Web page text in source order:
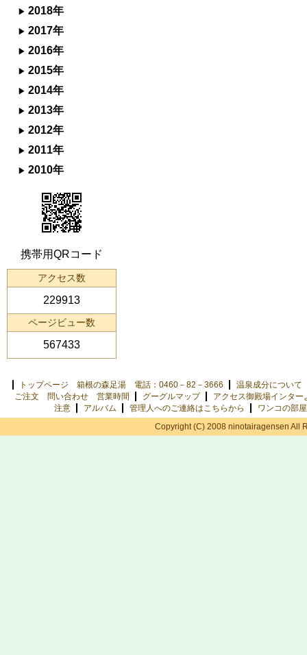
2018年
2017年
2016年
2015年
2014年
2013年
2012年
2011年
2010年
携帯用QRコード
アクセス数
229913
ページビュー数
567433
トップページ 箱根の森足湯 電話：0460－82－3666
温泉成分について
ご注文 問い合わせ 営業時間
グーグルマップ
アクセス御殿場インター
注意
アルバム 管理人へのご連絡はこちらから
ワンコの部屋
Copyright (C) 2008 ninotairagensen All